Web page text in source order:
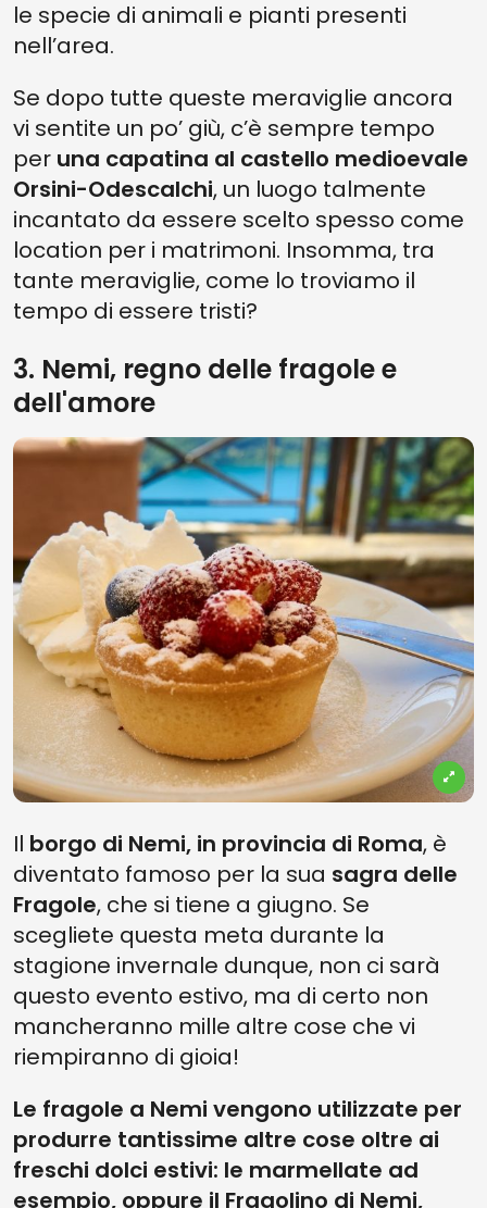
le specie di animali e pianti presenti
nell’area.
Se dopo tutte queste meraviglie ancora
vi sentite un po’ giù, c’è sempre tempo
per una capatina al castello medioevale
Orsini-Odescalchi, un luogo talmente
incantato da essere scelto spesso come
location per i matrimoni. Insomma, tra
tante meraviglie, come lo troviamo il
tempo di essere tristi?
3. Nemi, regno delle fragole e
dell'amore
Il borgo di Nemi, in provincia di Roma, è
diventato famoso per la sua sagra delle
Fragole, che si tiene a giugno. Se
scegliete questa meta durante la
stagione invernale dunque, non ci sarà
questo evento estivo, ma di certo non
mancheranno mille altre cose che vi
riempiranno di gioia!
Le fragole a Nemi vengono utilizzate per
produrre tantissime altre cose oltre ai
freschi dolci estivi: le marmellate ad
esempio, oppure il Fragolino di Nemi,